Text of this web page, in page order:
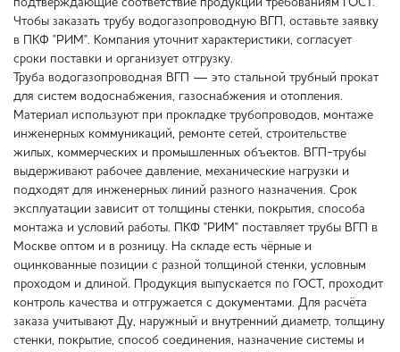
подтверждающие соответствие продукции требованиям ГОСТ.
Чтобы заказать трубу водогазопроводную ВГП, оставьте заявку
в ПКФ "РИМ". Компания уточнит характеристики, согласует
сроки поставки и организует отгрузку.
Труба водогазопроводная ВГП — это стальной трубный прокат
для систем водоснабжения, газоснабжения и отопления.
Материал используют при прокладке трубопроводов, монтаже
инженерных коммуникаций, ремонте сетей, строительстве
жилых, коммерческих и промышленных объектов. ВГП-трубы
выдерживают рабочее давление, механические нагрузки и
подходят для инженерных линий разного назначения. Срок
эксплуатации зависит от толщины стенки, покрытия, способа
монтажа и условий работы. ПКФ "РИМ" поставляет трубы ВГП в
Москве оптом и в розницу. На складе есть чёрные и
оцинкованные позиции с разной толщиной стенки, условным
проходом и длиной. Продукция выпускается по ГОСТ, проходит
контроль качества и отгружается с документами. Для расчёта
заказа учитывают Ду, наружный и внутренний диаметр, толщину
стенки, покрытие, способ соединения, назначение системы и